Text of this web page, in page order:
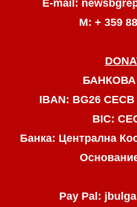
E-mail:
М: + 359
IBAN: BG26
BIC:
Банка: Централна
Pay Pal: